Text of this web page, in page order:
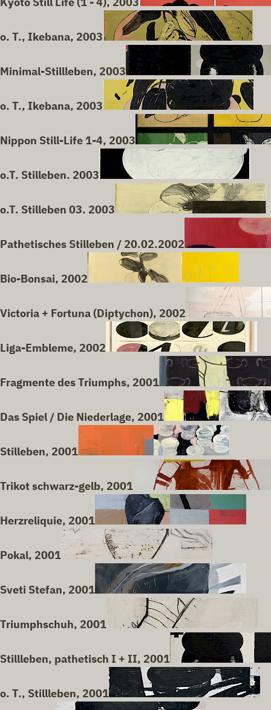
o. T., Ikebana, 2003
Minimal-Stillleben, 2003
o. T., Ikebana, 2003
Nippon Still-Life 1-4, 2003
o.T. Stilleben. 2003
o.T. Stilleben 03. 2003
Pathetisches Stilleben / 20.02.2002
Bio-Bonsai, 2002
Victoria + Fortuna (Diptychon), 2002
Liga-Embleme, 2002
Fragmente des Triumphs, 2001
Das Spiel / Die Niederlage, 2001
Stilleben, 2001
Trikot schwarz-gelb, 2001
Herzreliquie, 2001
Pokal, 2001
Sveti Stefan, 2001
Triumphschuh, 2001
Stillleben, pathetisch I + II, 2001
o. T., Stillleben, 2001